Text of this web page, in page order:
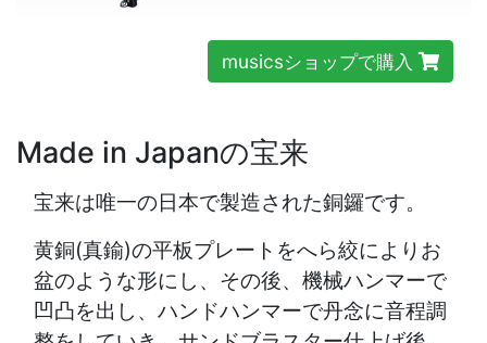
musicsショップで購入
Made in Japanの宝来
宝来は唯一の日本で製造された銅鑼です。
黄銅(真鍮)の平板プレートをへら絞によりお
盆のような形にし、その後、機械ハンマーで
凹凸を出し、ハンドハンマーで丹念に音程調